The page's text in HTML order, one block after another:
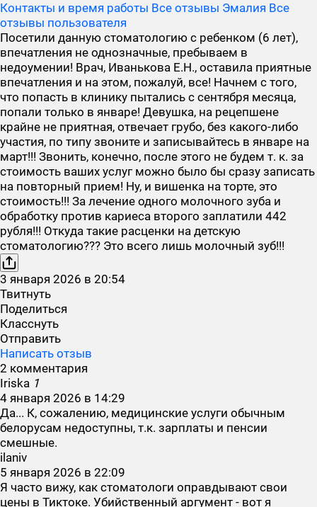
Контакты и время работы Все отзывы Эмалия Все
отзывы пользователя
Посетили данную стоматологию с ребенком (6 лет),
впечатления не однозначные, пребываем в
недоумении! Врач, Иванькова Е.Н., оставила приятные
впечатления и на этом, пожалуй, все! Начнем с того,
что попасть в клинику пытались с сентября месяца,
попали только в январе! Девушка, на рецепшене
крайне не приятная, отвечает грубо, без какого-либо
участия, по типу звоните и записывайтесь в январе на
март!!! Звонить, конечно, после этого не будем т. к. за
стоимость ваших услуг можно было бы сразу записать
на повторный прием! Ну, и вишенка на торте, это
стоимость!!! За лечение одного молочного зуба и
обработку против кариеса второго заплатили 442
рубля!!! Откуда такие расценки на детскую
стоматологию??? Это всего лишь молочный зуб!!!
3 января 2026 в 20:54
Твитнуть
Поделиться
Класснуть
Отправить
Написать отзыв
2 комментария
Iriska 1
4 января 2026 в 14:29
Да... К, сожалению, медицинские услуги обычным
белорусам недоступны, т.к. зарплаты и пенсии
смешные.
ilaniv
5 января 2026 в 22:09
Я часто вижу, как стоматологи оправдывают свои
цены в Тиктоке. Убийственный аргумент - вот я